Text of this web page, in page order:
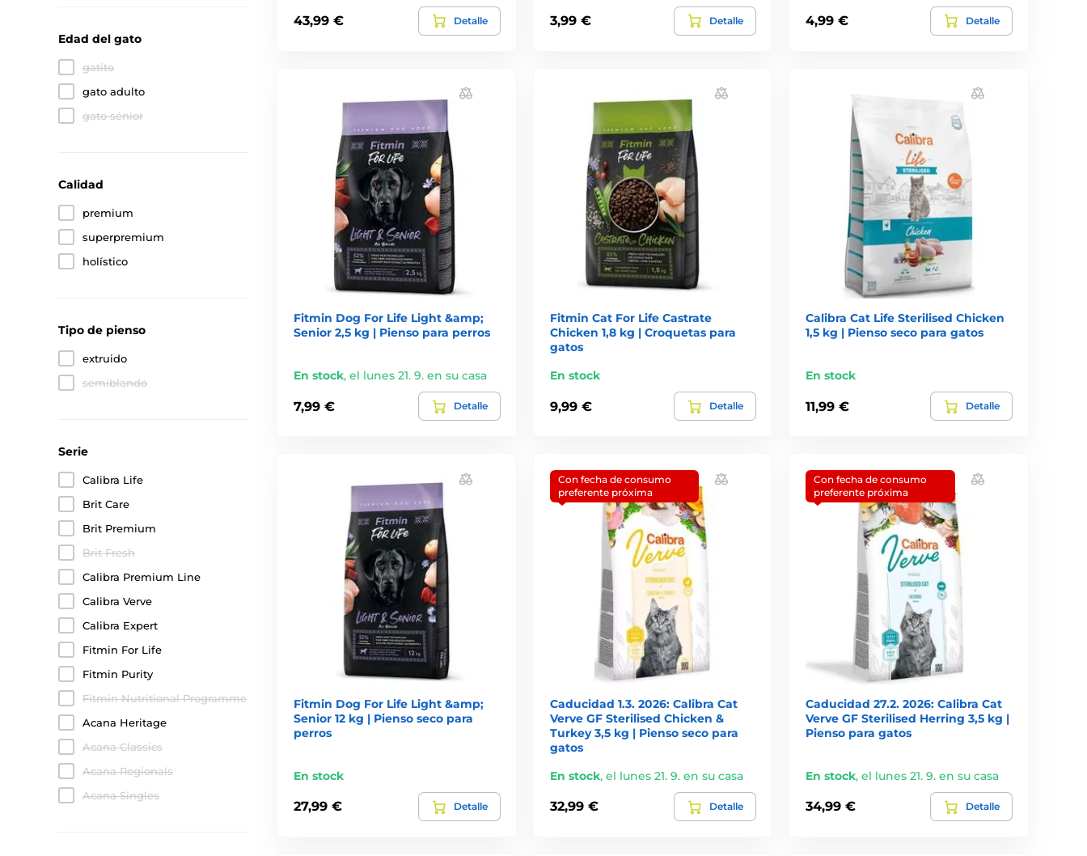
Edad del gato
gatito
gato adulto
gato sénior
Calidad
premium
superpremium
holístico
Tipo de pienso
extruido
semiblando
Serie
Calibra Life
Brit Care
Brit Premium
Brit Fresh
Calibra Premium Line
Calibra Verve
Calibra Expert
Fitmin For Life
Fitmin Purity
Fitmin Nutritional Programme
Acana Heritage
Acana Classics
Acana Regionals
Acana Singles
43,99 € Detalle 3,99 € Detalle 4,99 € Detalle
Fitmin Dog For Life Light &amp;
Senior 2,5 kg | Pienso para perros
En stock, el lunes 21. 9. en su casa
7,99 € Detalle
Fitmin Cat For Life Castrate
Chicken 1,8 kg | Croquetas para
gatos
En stock
9,99 € Detalle
Calibra Cat Life Sterilised Chicken
1,5 kg | Pienso seco para gatos
En stock
11,99 € Detalle
Fitmin Dog For Life Light &amp;
Senior 12 kg | Pienso seco para
perros
En stock
27,99 € Detalle
Con fecha de consumo
preferente próxima
Caducidad 1.3. 2026: Calibra Cat
Verve GF Sterilised Chicken &
Turkey 3,5 kg | Pienso seco para
gatos
En stock, el lunes 21. 9. en su casa
32,99 € Detalle
Con fecha de consumo
preferente próxima
Caducidad 27.2. 2026: Calibra Cat
Verve GF Sterilised Herring 3,5 kg |
Pienso para gatos
En stock,el lunes 21. 9. en su casa
34,99 € Detalle